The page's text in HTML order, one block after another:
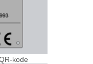
kode